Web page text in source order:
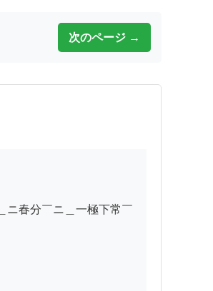
次のページ →
春分￣ニ＿一極下常￣